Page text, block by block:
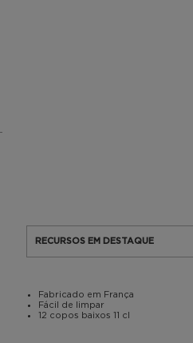
RECURSOS EM DESTAQUE
Fabricado em França
Fácil de limpar
12 copos baixos 11 cl